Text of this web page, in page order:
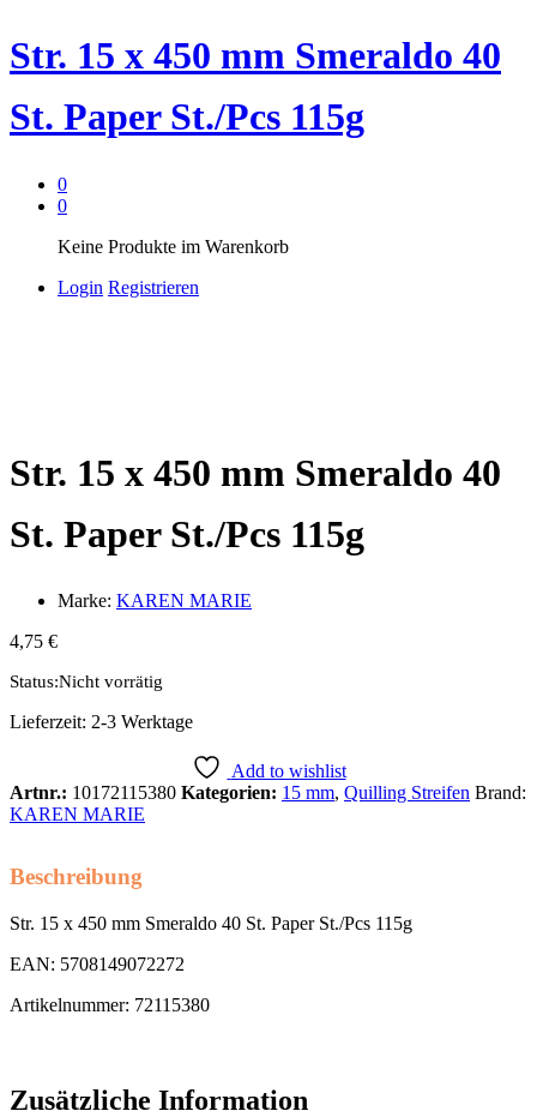
Str. 15 x 450 mm Smeraldo 40
St. Paper St./Pcs 115g
0
0
Keine Produkte im Warenkorb
Login Registrieren
Str. 15 x 450 mm Smeraldo 40
St. Paper St./Pcs 115g
Marke: KAREN MARIE
4,75 €
Status:Nicht vorrätig
Lieferzeit: 2-3 Werktage
Add to wishlist
Artnr.: 10172115380 Kategorien: 15 mm, Quilling Streifen Brand:
KAREN MARIE
Beschreibung
Str. 15 x 450 mm Smeraldo 40 St. Paper St./Pcs 115g
EAN: 5708149072272
Artikelnummer: 72115380
Zusätzliche Information